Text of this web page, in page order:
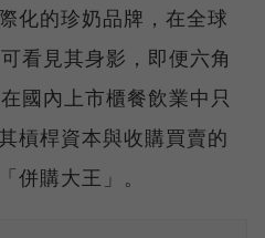
化的珍奶品牌，在全球
看見其身影，即便六角
國內上市櫃餐飲業中只
槓桿資本與收購買賣的
併購大王」。